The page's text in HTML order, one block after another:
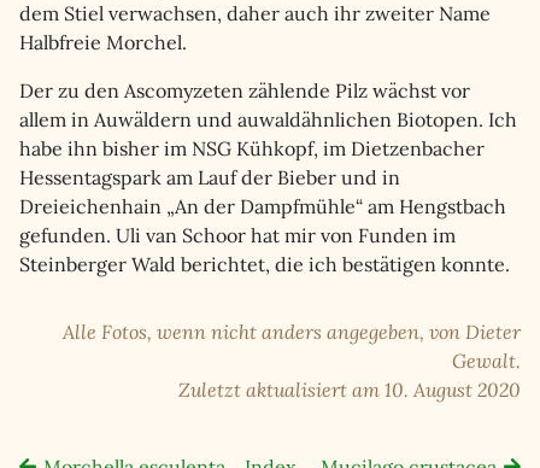
dem Stiel verwachsen, daher auch ihr zweiter Name
Halbfreie Morchel.
Der zu den Ascomyzeten zählende Pilz wächst vor
allem in Auwäldern und auwaldähnlichen Biotopen. Ich
habe ihn bisher im NSG Kühkopf, im Dietzenbacher
Hessentagspark am Lauf der Bieber und in
Dreieichenhain „An der Dampfmühle“ am Hengstbach
gefunden. Uli van Schoor hat mir von Funden im
Steinberger Wald berichtet, die ich bestätigen konnte.
Alle Fotos, wenn nicht anders angegeben, von Dieter
Gewalt.
Zuletzt aktualisiert am 10. August 2020